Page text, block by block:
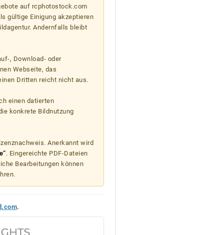
auf rcphotostock.com
gültige Einigung akzeptieren
Andernfalls bleibt
, Download- oder
Webseite, das
Dritten reicht nicht aus.
einen datierten
konkrete Bildnutzung
Anerkannt wird
. Eingereichte PDF-Dateien
Bearbeitungen können
.